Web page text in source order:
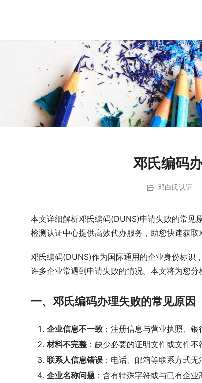
邓氏编码
邓白氏认证
本文详细解析邓氏编码(DUNS)申请失败的常见
检测认证中心提供高效代办服务，助您快速获取
邓氏编码(DUNS)作为国际通用的企业身份标识
许多企业常遇到申请失败的情况。本文将为您分
一、邓氏编码办理失败的常见原因
企业信息不一致 ：注册信息与营业执照、
材料不完整 ：缺少必要的证明文件或文件
联系人信息错误 ：电话、邮箱等联系方式无
企业名称问题 ：含有特殊字符或与已有企业